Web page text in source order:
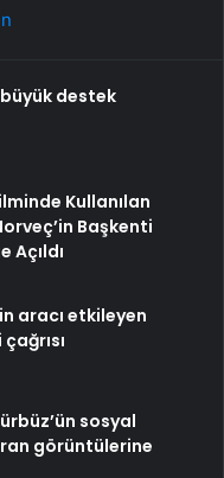
destek
Kullanılan
Başkenti
Açıldı
aracı etkileyen
sosyal
görüntülerine